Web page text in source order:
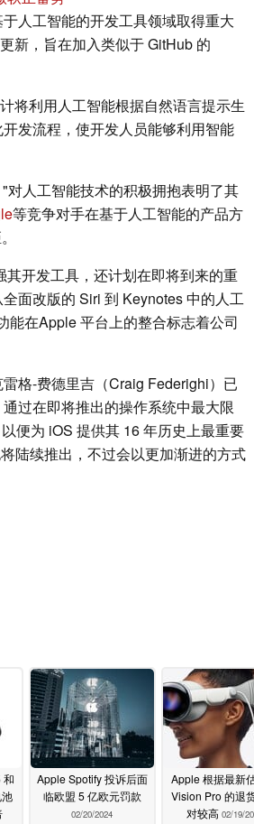
人工智能的开发工具领域取得重大
新，旨在加入类似于 GitHub 的
将利用人工智能根据自然语言提示生
发流程，使开发人员能够利用智能
人工智能技术的积极拥抱表明了其
等竞争对手在基于人工智能的产品方
开发工具，还计划在即将到来的重
面改版的 Siri 到 Keynotes 中的人工
能在Apple 平台上的整合标志着公司
格-费德里吉（Craig Federighi）已
过在即将推出的操作系统中最大限
便为 iOS 提供其 16 年历史上最重要
陆续推出，不过会以更加渐进的方式
和
Apple Spotify 投诉后面
临欧盟 5 亿欧元罚款
02/20/2024
Apple 根据最新
Vision Pro 的退
对较高 02/19/